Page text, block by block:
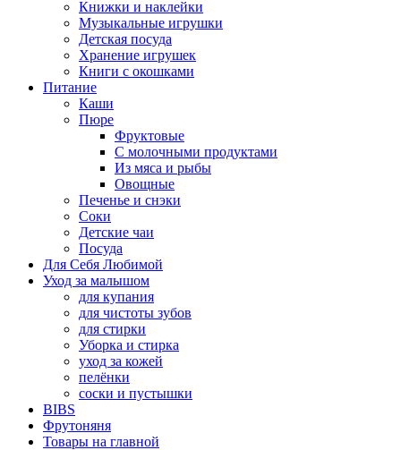
Книжки и наклейки
Музыкальные игрушки
Детская посуда
Хранение игрушек
Книги с окошками
Питание
Каши
Пюре
Фруктовые
С молочными продуктами
Из мяса и рыбы
Овощные
Печенье и снэки
Соки
Детские чаи
Посуда
Для Себя Любимой
Уход за малышом
для купания
для чистоты зубов
для стирки
Уборка и стирка
уход за кожей
пелёнки
соски и пустышки
BIBS
Фрутоняня
Товары на главной